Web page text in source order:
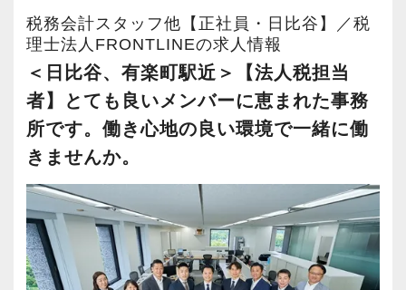
当社ならではの「仕事のステップ」を踏みなが
ら実務を経験することで、半年もすればある程
度一人で仕事をすることができるようになりま
す。
これまでも多くのインターン生が実践型インタ
ーン制度を使い、ステップアップを実現してき
た実績が当社にはあります！
実践型インターンを通して学校では絶対に学ぶ
ことができない知識と実務を徹底的に磨くこと
ができます。
新たなマネージャー候補として、将来的にオフ
ィスを任せられる方の力を求めています。
税理士資格がなくてもOK！
やる気とコミュニケーション能力を重視しま
す。
お客様に満足していただくことを大事にしてく
れる方を求めています。
スキルと経験に合わせてキャリアを重ねつつ、
つ、動物病院の顧問担当や融資相談など幅広く
お任せする予定です。
【対面も、効率も大事にしたい方へ！】
その信頼がご紹介を呼び、お客様は日本全国
に！基本はITやメール・電話・LINE（社用携帯
支給）で対応しつつ、遠方については半年に一
度のペースでご訪問することができます。
また、近隣のお客様へも訪問は3カ月に一度にな
っています。
い方は自由に使ってもらってます。
ロボットができる仕事はロボットに作業を。と
いうことで、RPAを導入し、人間が行わなくて
良い業務はロボットが作業をするように進めて
いる最中です。
新城代表は開業前の経験で、多くの動物病院を
ご支援。
その経験により、会計のみならず人事から開業
支援までトータルでサポートできるノウハウを
税務会計スタッフ他【正社員・日比谷】／税
理士法人FRONTLINEの求人情報
＜日比谷、有楽町駅近＞【法人税担当
者】とても良いメンバーに恵まれた事務
所です。働き心地の良い環境で一緒に働
きませんか。